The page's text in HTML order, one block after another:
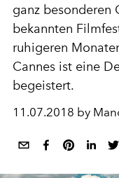
ganz besonderen
bekannten
ruhigeren
Cannes ist eine
begeistert.
11.07.2018 by